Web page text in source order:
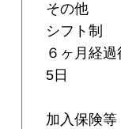
その他
シフト制
６ヶ月経
5日
加入保険等